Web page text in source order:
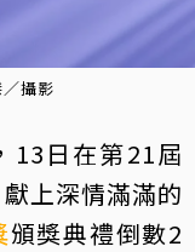
攝影
13日在第21屆
上深情滿滿的
頒獎典禮倒數2